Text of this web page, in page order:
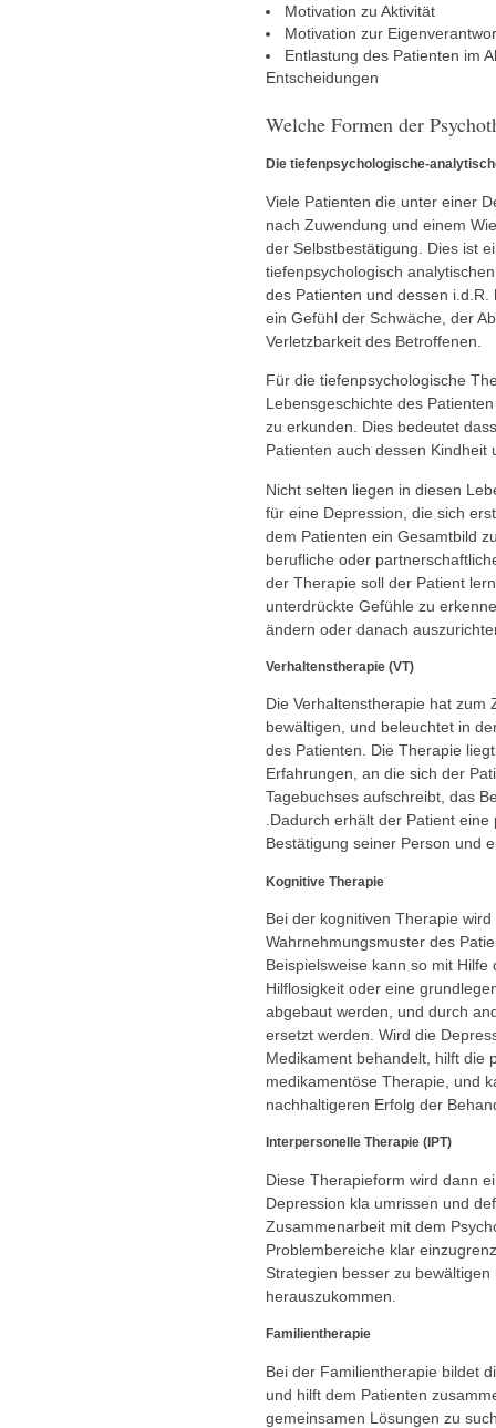
Motivation zu Aktivität
Motivation zur
Entlastung des Patienten im
Entscheidungen
Welche Formen der
Die tiefenpsychologische-
Viele Patienten die unter einer
nach Zuwendung und einem
der Selbstbestätigung. Dies ist
tiefenpsychologisch
des Patienten und dessen
ein Gefühl der Schwäche, der
Verletzbarkeit des Betroffenen.
Für die tiefenpsychologische
Lebensgeschichte des
zu erkunden. Dies bedeutet
Patienten auch dessen
Nicht selten liegen in diesen
für eine Depression, die sich
dem Patienten ein Gesamtbild
berufliche oder
der Therapie soll der Patient
unterdrückte Gefühle zu
ändern oder danach
Verhaltenstherapie (VT)
Die Verhaltenstherapie hat zum
bewältigen, und beleuchtet in
des Patienten. Die Therapie
Erfahrungen, an die sich der
Tagebuchses aufschreibt, das
.Dadurch erhält der Patient
Bestätigung seiner Person und
Kognitive Therapie
Bei der kognitiven Therapie
Wahrnehmungsmuster des
Beispielsweise kann so mit
Hilflosigkeit oder eine
abgebaut werden, und durch
ersetzt werden. Wird die
Medikament behandelt, hilft die
medikamentöse Therapie, und
nachhaltigeren Erfolg der
Interpersonelle Therapie ( IPT)
Diese Therapieform wird dann
Depression kla umrissen und
Zusammenarbeit mit dem
Problembereiche klar
Strategien besser zu
herauszukommen.
Familientherapie
Bei der Familientherapie bildet
und hilft dem Patienten
gemeinsamen Lösungen zu